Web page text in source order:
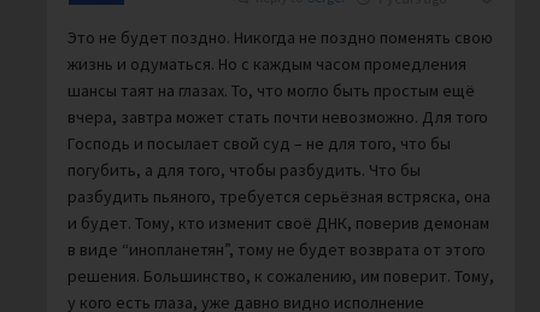
Это не будет поздно. Никогда не поздно поменять свою
жизнь и одуматься. Но с каждым часом промедления
шансы таят на глазах. То, что могло быть простым ещё
вчера, завтра может стать почти невозможно. Для того
Господь и посылает свой суд – не для того, что бы
погубить, а для того, чтобы разбудить. Что бы
разбудить пьяного, требуется серьёзная встряска, она
и будет. Тому, кто изменит своё ДНК, поверив демонам
в виде “инопланетян”, тому не будет возврата от этого
решения. Большинство, к сожалению, им поверит. Тому,
у кого есть глаза, уже давно видно исполнение